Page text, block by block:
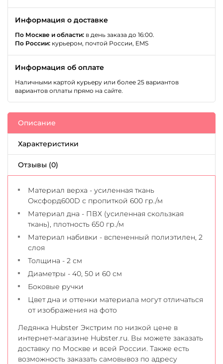
Информация о доставке
По Москве и области: в день заказа до 16:00.
По России: курьером, почтой России, EMS
Информация об оплате
Наличными картой курьеру или более 25 вариантов
вариантов оплаты прямо на сайте.
Описание
Характеристики
Отзывы (0)
Материал верха - усиленная ткань
Оксфорд600D с пропиткой 600 гр./м
Материал дна - ПВХ (усиленная скользкая
ткань), плотность 650 гр./м
Материал набивки - вспененный полиэтилен, 2
слоя
Толщина - 2 см
Диаметры - 40, 50 и 60 см
Боковые ручки
Цвет дна и оттенки материала могут отличаться
от изображения на фото
Ледянка Hubster Экстрим по низкой цене в
интернет-магазине Hubster.ru. Вы можете заказать
доставку по Москве и всей России. Также есть
возможность заказать самовывоз по адресу